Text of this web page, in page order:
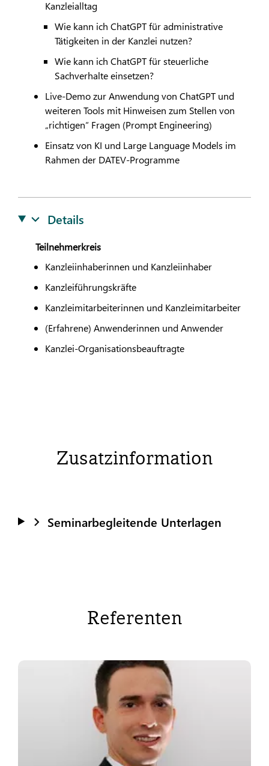
Kanzleialltag
Wie kann ich ChatGPT für administrative
Tätigkeiten in der Kanzlei nutzen?
Wie kann ich ChatGPT für steuerliche
Sachverhalte einsetzen?
Live-Demo zur Anwendung von ChatGPT und
weiteren Tools mit Hinweisen zum Stellen von
„richtigen“ Fragen (Prompt Engineering)
Einsatz von KI und Large Language Models im
Rahmen der DATEV-Programme
Details
Teilnehmerkreis
Kanzleiinhaberinnen und Kanzleiinhaber
Kanzleiführungskräfte
Kanzleimitarbeiterinnen und Kanzleimitarbeiter
(Erfahrene) Anwenderinnen und Anwender
Kanzlei-Organisationsbeauftragte
Zusatzinformation
Seminarbegleitende Unterlagen
Referenten